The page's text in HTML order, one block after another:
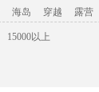
海岛 穿越 露营
15000以上